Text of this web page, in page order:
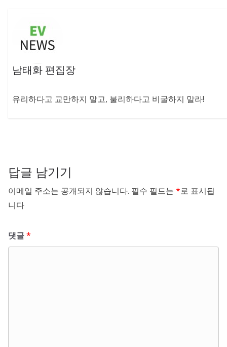
남태화 편집장
유리하다고 교만하지 말고, 불리하다고 비굴하지 말라!
답글 남기기
이메일 주소는 공개되지 않습니다. 필수 필드는 *로 표시됩
니다
댓글*